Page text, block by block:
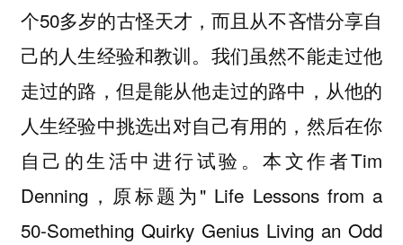
个50多岁的古怪天才，而且从不吝惜分享自
己的人生经验和教训。我们虽然不能走过他
走过的路，但是能从他走过的路中，从他的
人生经验中挑选出对自己有用的，然后在你
自己的生活中进行试验。本文作者Tim
Denning，原标题为" Life Lessons from a
50-Something Quirky Genius Living an Odd